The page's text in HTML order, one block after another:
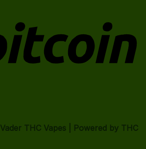
Vader THC Vapes | Powered by THC